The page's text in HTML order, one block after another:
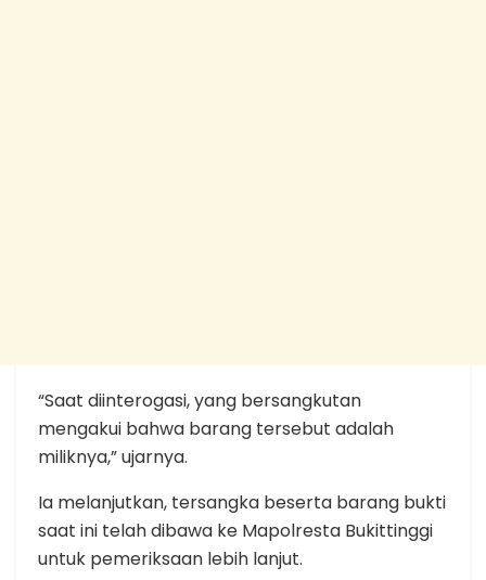
“Saat diinterogasi, yang bersangkutan
mengakui bahwa barang tersebut adalah
miliknya,” ujarnya.
Ia melanjutkan, tersangka beserta barang bukti
saat ini telah dibawa ke Mapolresta Bukittinggi
untuk pemeriksaan lebih lanjut.